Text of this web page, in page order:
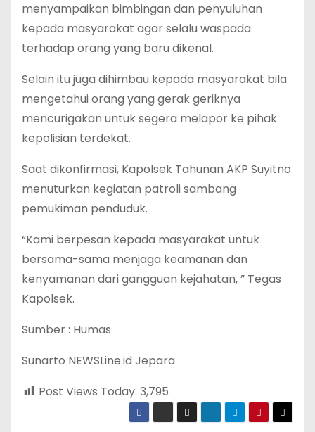
menyampaikan bimbingan dan penyuluhan
kepada masyarakat agar selalu waspada
terhadap orang yang baru dikenal.
Selain itu juga dihimbau kepada masyarakat bila
mengetahui orang yang gerak geriknya
mencurigakan untuk segera melapor ke pihak
kepolisian terdekat.
Saat dikonfirmasi, Kapolsek Tahunan AKP Suyitno
menuturkan kegiatan patroli sambang
pemukiman penduduk.
“Kami berpesan kepada masyarakat untuk
bersama-sama menjaga keamanan dan
kenyamanan dari gangguan kejahatan, ” Tegas
Kapolsek.
Sumber : Humas
Sunarto NEWSLine.id Jepara
Post Views Today: 3,795